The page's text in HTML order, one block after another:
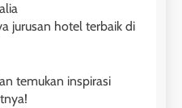
jurusan hotel terbaik di
temukan inspirasi